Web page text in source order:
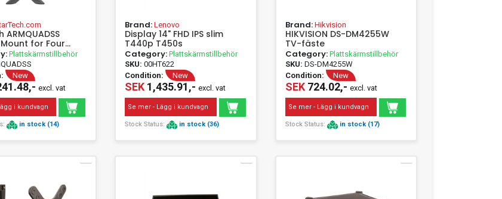
ARMQUADSS
for Four
up to 81.30cm
Monitors,
Steel & Aluminum)
4 Monitors
Arm) -
Steel - Screen
cm (32") - Desk
Plattskärmstillbehör
New
excl. vat
i kundvagn
in stock (14)
Brand:Lenovo
Display 14" FHD IPS slim
T440p T450s
Category:Plattskärmstillbehör
SKU:00HT622
Condition:
New
SEK 1,435.91,-excl. vat
Se mer - Lägg i kundvagn
Stock Status: in stock (36)
Brand: Hikvision
HIKVISION DS-DM4255W
TV-fäste
Category: Plattskärmstillbehör
SKU: DS-DM4255W
Condition:
New
SEK724.02,- excl. vat
Se mer - Lägg i kundvagn
Stock Status: in stock (17)